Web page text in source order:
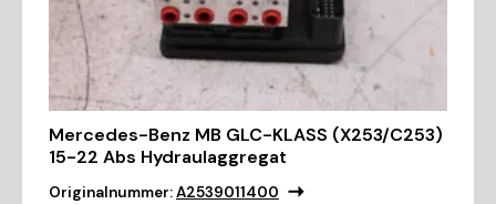
Mercedes-Benz MB GLC-KLASS (X253/C253)
15-22 Abs Hydraulaggregat
Originalnummer:A2539011400